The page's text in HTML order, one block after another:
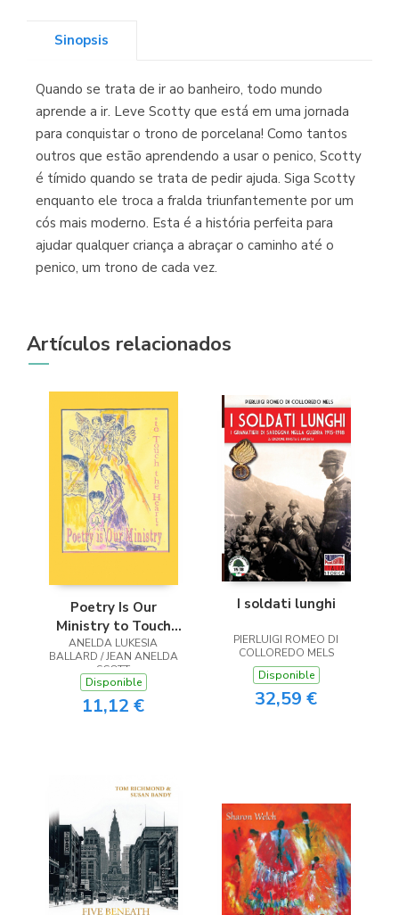
Librería Kolima
(Madrid)
Librería Proteo
(Málaga)
Sinopsis
Quando se trata de ir ao banheiro, todo mundo
aprende a ir. Leve Scotty que está em uma jornada
para conquistar o trono de porcelana! Como tantos
outros que estão aprendendo a usar o penico, Scotty
é tímido quando se trata de pedir ajuda. Siga Scotty
enquanto ele troca a fralda triunfantemente por um
cós mais moderno. Esta é a história perfeita para
ajudar qualquer criança a abraçar o caminho até o
penico, um trono de cada vez.
Artículos relacionados
Poetry Is Our
Ministry to Touch
the Heart
ANELDA LUKESIA
BALLARD / JEAN ANELDA
SCOTT
Disponible
11,12 €
I soldati lunghi
PIERLUIGI ROMEO DI
COLLOREDO MELS
Disponible
32,59 €